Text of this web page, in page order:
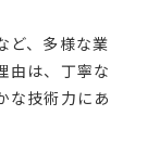
ど、多様な業
由は、丁寧な
な技術力にあ